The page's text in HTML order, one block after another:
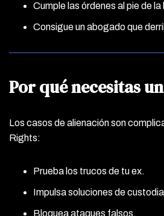
Cumple las órdenes al pie de la
Consigue un abogado que
Por qué necesitas
Los casos de alienación son
Rights:
Prueba los trucos de tu ex.
Impulsa soluciones de
Bloquea ataques falsos.